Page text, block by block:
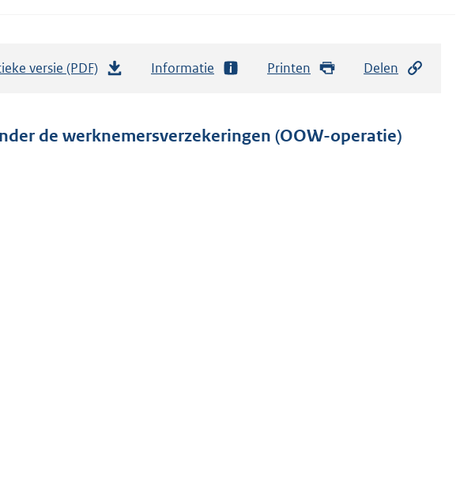
versie (PDF)
t
Informatie Printen Delen
de werknemersverzekeringen (OOW-operatie)